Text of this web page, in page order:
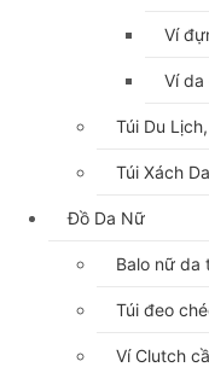
Ví
Ví da
Túi Du
Túi Xách
Đồ Da Nữ
Balo nữ da
Túi đeo
Ví Clutch